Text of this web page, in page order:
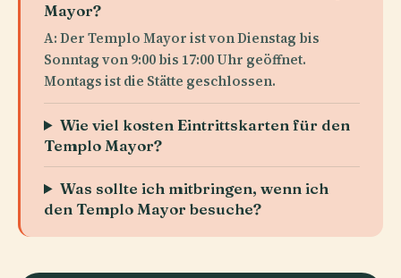
Mayor?
A: Der Templo Mayor ist von Dienstag bis
Sonntag von 9:00 bis 17:00 Uhr geöffnet.
Montags ist die Stätte geschlossen.
Wie viel kosten Eintrittskarten für den
Templo Mayor?
Was sollte ich mitbringen, wenn ich
den Templo Mayor besuche?